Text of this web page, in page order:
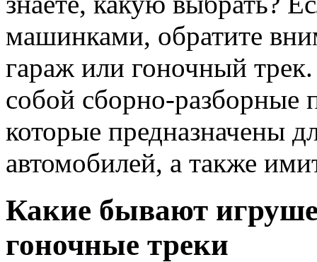
машинками, обратите
гараж или гоночный
собой сборно-разборные
которые предназначены
автомобилей, а также
Какие бывают
гоночные треки